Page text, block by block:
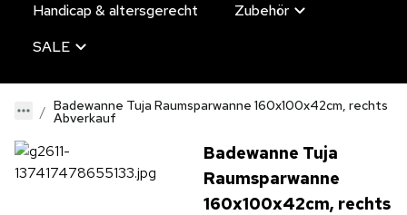
Handicap & altersgerecht
Zubehör
SALE
Badewanne Tuja Raumsparwanne 160x100x42cm, rechts
Abverkauf
Badewanne Tuja
Raumsparwanne
160x100x42cm, rechts